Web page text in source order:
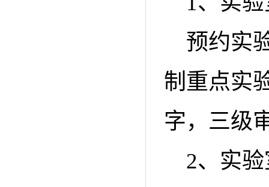
预约实
制重点实
字，三级
2、实